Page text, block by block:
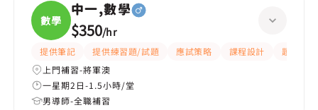
數學
中一,數學
$350/hr
提供筆記 提供練習題/試題 應試策略 課程設計
題目講解
上門補習-將軍澳
一星期2日-1.5小時/堂
男導師-全職補習